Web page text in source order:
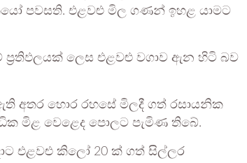
පවසති. එළවළු මිල ගණන් ඉහළ යාමට
ලෙස එළවළු වගාව ඇන හිටි බව
අතර හොර රහසේ මිලදී ගත් රසායනික
මිළ වෙළෙද පොලට පැමිණ තිබේ.
එළවළු කිලෝ 20 ක් ගත් සිල්ලර